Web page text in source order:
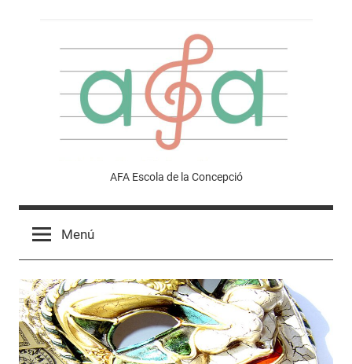
Escola
de
la
Concepció
AFA Escola de la Concepció
Menú